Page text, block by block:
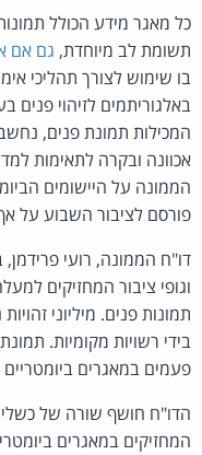
כל מאגר מידע הכולל
תשומת לב מיוחדת, גם אם
בו שימוש לצורך תהליכי
באלגוריתמים לזיהוי פנים
המכילות תמונת פנים,
אכוונה ובקרה לתאימות
הממונה על היישומים
פורסם לציבור השבוע על
דו"ח הממונה, רועי
תמונות פנים. מיליוני
בידי רשויות מקומיות.
פעמים במאגרים ביומטריים
הדו"ח חושף שורה של
המחזיקים במאגרים